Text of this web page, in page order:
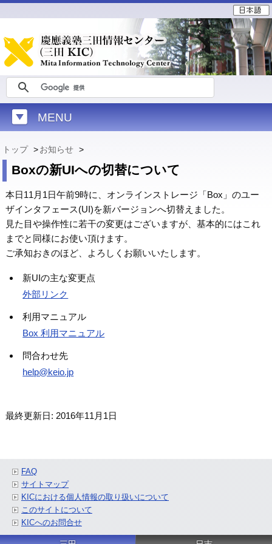
MENU
トップ >お知らせ >
Boxの新UIへの切替について
本日11月1日午前9時に、オンラインストレージ「Box」のユー
ザインタフェース(UI)を新バージョンへ切替えました。
見た目や操作性に若干の変更はございますが、基本的にはこれ
までと同様にお使い頂けます。
ご承知おきのほど、よろしくお願いいたします。
新UIの主な変更点
外部リンク
利用マニュアル
Box 利用マニュアル
問合わせ先
help@keio.jp
最終更新日: 2016年11月1日
FAQ
サイトマップ
KICにおける個人情報の取り扱いについて
このサイトについて
KICへのお問合せ